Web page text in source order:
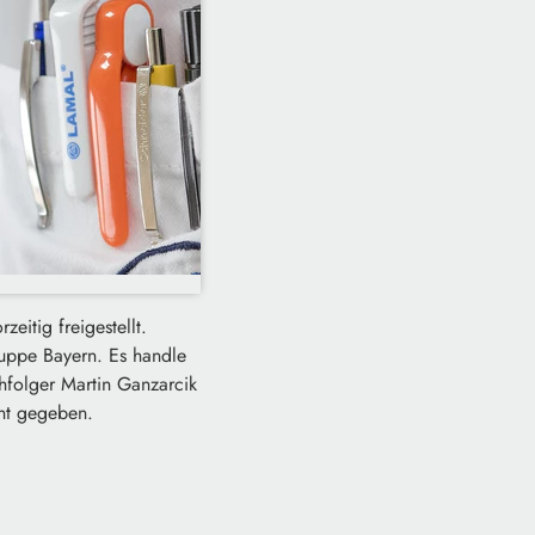
freigestellt.
Bayern. Es handle
Martin Ganzarcik
gegeben.